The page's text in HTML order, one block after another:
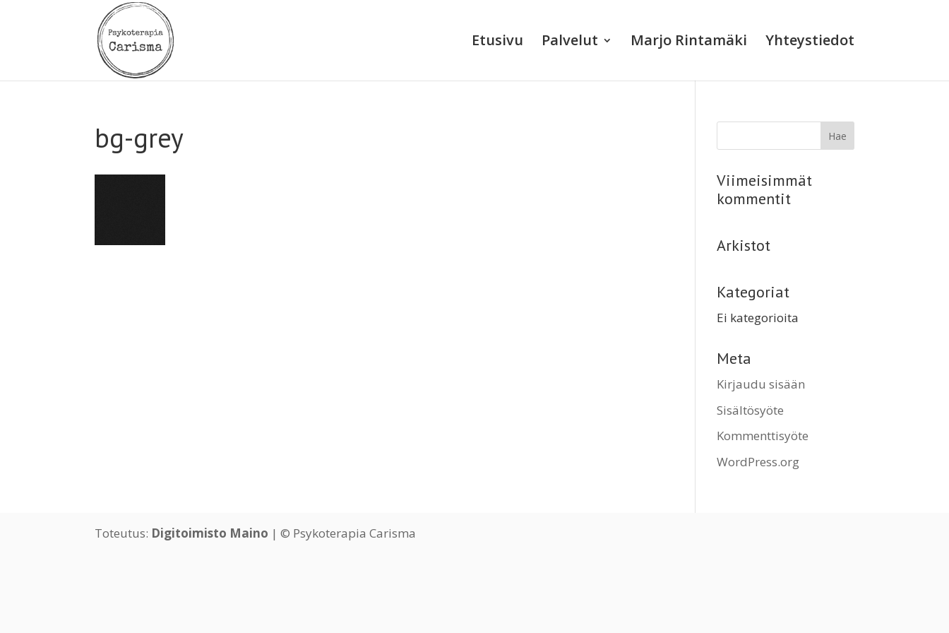
Etusivu Palvelut Marjo Rintamäki Yhteystiedot
bg-grey
Viimeisimmät
kommentit
Arkistot
Kategoriat
Ei kategorioita
Meta
Kirjaudu sisään
Sisältösyöte
Kommenttisyöte
WordPress.org
Toteutus: Digitoimisto Maino | © Psykoterapia Carisma